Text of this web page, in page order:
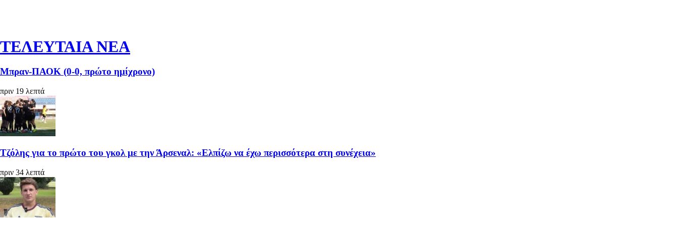
ΤΕΛΕΥΤΑΙΑ ΝΕΑ
Μπραν-ΠΑΟΚ (0-0, πρώτο ημίχρονο)
πριν 19 λεπτά
Τζόλης για το πρώτο του γκολ με την Άρσεναλ: «Ελπίζω να έχω περισσότερα στη συνέχεια»
πριν 34 λεπτά